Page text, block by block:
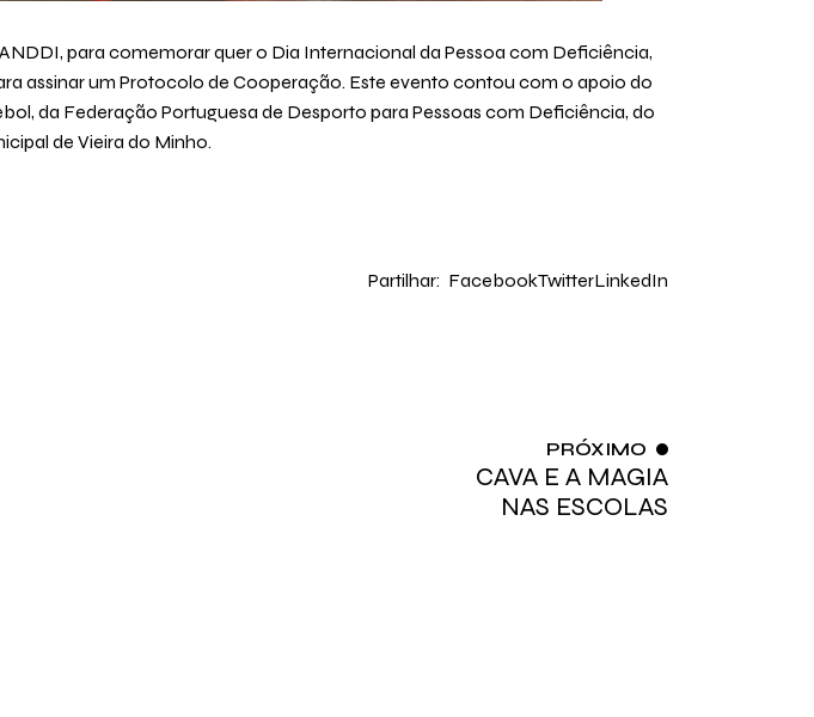
para comemorar quer o Dia Internacional da Pessoa com Deficiência,
assinar um Protocolo de Cooperação. Este evento contou com o apoio do
da Federação Portuguesa de Desporto para Pessoas com Deficiência, do
de Vieira do Minho.
Partilhar: FacebookTwitterLinkedIn
PRÓXIMO
CAVA E A MAGIA
NAS ESCOLAS